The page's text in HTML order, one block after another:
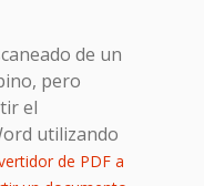
de un
pero
el
utilizando
de PDF a